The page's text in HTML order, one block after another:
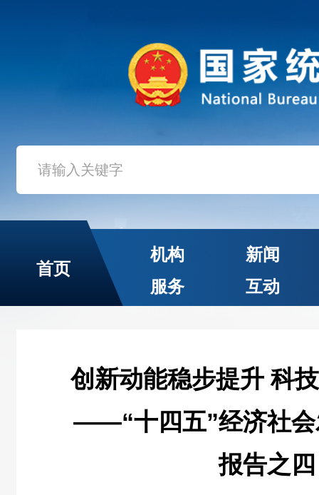
首页
机构
新闻
服务
互动
创新动能稳步提升 科
——“十四五”经济社会
报告之四